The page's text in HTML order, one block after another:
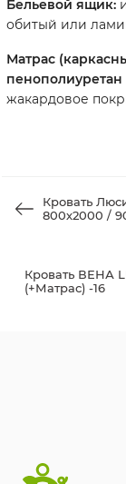
Бельевой ящик:
обитый или
Матрас
жакардовое
Кровать
800х2000 /
Кровать ВЕНА
(+Матрас) -16